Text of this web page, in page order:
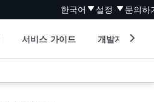
한국어 설정 문의하
서비스 가이드 개발자 도구